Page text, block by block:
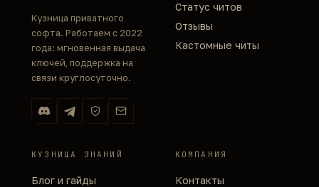
Кузница приватного
софта. Работаем с 2022
года: мгновенная выдача
ключей, поддержка на
связи круглосуточно.
Статус читов
Отзывы
Кастомные читы
КУЗНИЦА ЗНАНИЙ
Блог и гайды
КОМПАНИЯ
Контакты